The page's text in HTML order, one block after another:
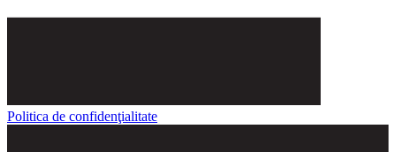
Politica de confidenţialitate